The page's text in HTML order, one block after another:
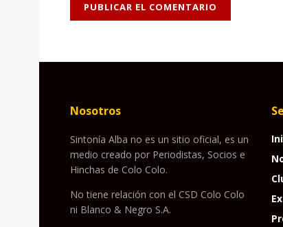
Nosotros
Sintonía Alba no es un sitio oficial, es un
medio creado por Periodistas, Socios e
Hinchas de Colo Colo.
No tiene relación con el CSD Colo Colo
ni Blanco & Negro S.A.